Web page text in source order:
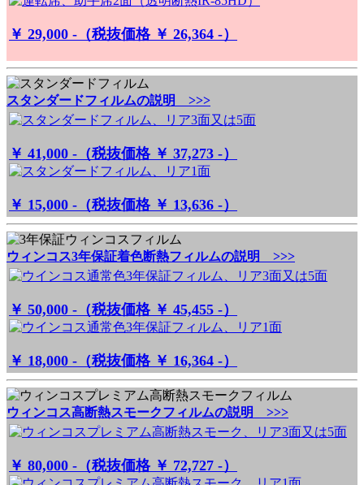
￥ 29,000 -（税抜価格 ￥ 26,364 -）
スタンダードフィルムの説明 >>>
￥ 41,000 -（税抜価格 ￥ 37,273 -）
￥ 15,000 -（税抜価格 ￥ 13,636 -）
ウィンコス3年保証着色断熱フィルムの説明 >>>
￥ 50,000 -（税抜価格 ￥ 45,455 -）
￥ 18,000 -（税抜価格 ￥ 16,364 -）
ウィンコス高断熱スモークフィルムの説明 >>>
￥ 80,000 -（税抜価格 ￥ 72,727 -）